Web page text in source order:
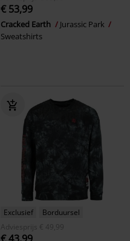
€ 53,99
Cracked Earth
Jurassic Park
Sweatshirts
Exclusief
Borduursel
Adviesprijs
€ 49,99
€ 43,99